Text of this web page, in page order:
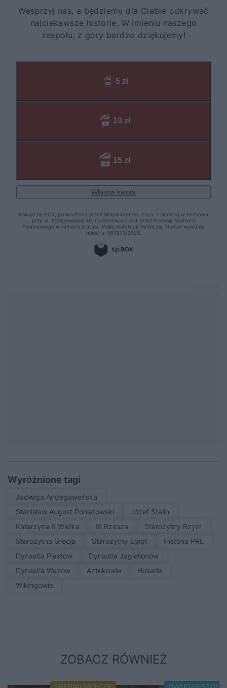
Wyróżnione tagi
Jadwiga Andegaweńska
Stanisław August Poniatowski
Józef Stalin
Katarzyna II Wielka
III Rzesza
Starożytny Rzym
Starożytna Grecja
Starożytny Egipt
Historia PRL
Dynastia Piastów
Dynastia Jagiellonów
Dynastia Wazów
Aztekowie
Husaria
Wikingowie
ZOBACZ RÓWNIEŻ
ŚREDNIOWIECZE